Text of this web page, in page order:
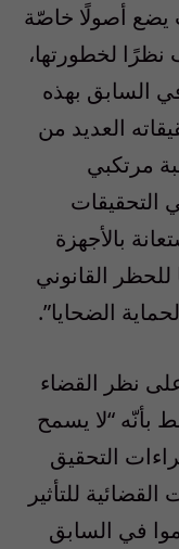
يضع أصولًا خاصّة
نظرًا لخطورتها،
السابق بهذه
العديد من
مرتكبي
التحقيقات
بالأجهزة
للحظر القانوني
الضحايا”.
نظر القضاء
بأنّه “لا يسمح
التحقيق
للتأثير
في السابق